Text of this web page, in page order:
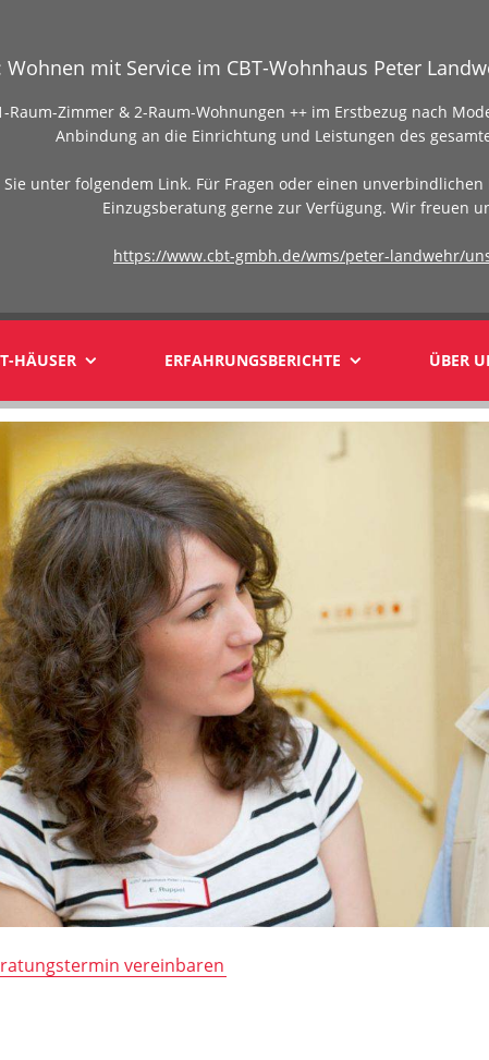
Wohnen mit Service im CBT-Wohnhaus Peter
Zimmer & 2-Raum-Wohnungen ++ im Erstbezug nach
Anbindung an die Einrichtung und Leistungen des
unter folgendem Link. Für Fragen oder einen
Einzugsberatung gerne zur Verfügung. Wir freuen
https://www.cbt-gmbh.de/wms/peter-landwehr/
HÄUSER ERFAHRUNGSBERICHTE ÜBER
vereinbaren